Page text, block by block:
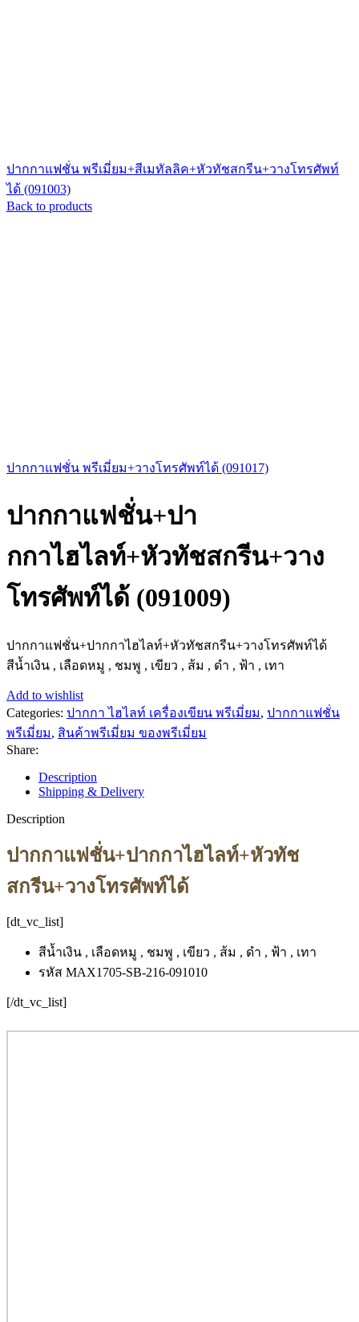
ปากกาแฟชั่น พรีเมี่ยม+สีเมทัลลิค+หัวทัชสกรีน+วางโทรศัพท์
ได้ (091003)
Back to products
ปากกาแฟชั่น พรีเมี่ยม+วางโทรศัพท์ได้ (091017)
ปากกาแฟชั่น+ปา
กกาไฮไลท์+หัวทัชสกรีน+วาง
โทรศัพท์ได้ (091009)
ปากกาแฟชั่น+ปากกาไฮไลท์+หัวทัชสกรีน+วางโทรศัพท์ได้
สีน้ำเงิน , เลือดหมู , ชมพู , เขียว , ส้ม , ดำ , ฟ้า , เทา
Add to wishlist
Categories: ปากกา ไฮไลท์ เครื่องเขียน พรีเมี่ยม, ปากกาแฟชั่น
พรีเมี่ยม, สินค้าพรีเมี่ยม ของพรีเมี่ยม
Share:
Description
Shipping & Delivery
Description
ปากกาแฟชั่น+ปากกาไฮไลท์+หัวทัช
สกรีน+วางโทรศัพท์ได้
[dt_vc_list]
สีน้ำเงิน , เลือดหมู , ชมพู , เขียว , ส้ม , ดำ , ฟ้า , เทา
รหัส MAX1705-SB-216-091010
[/dt_vc_list]